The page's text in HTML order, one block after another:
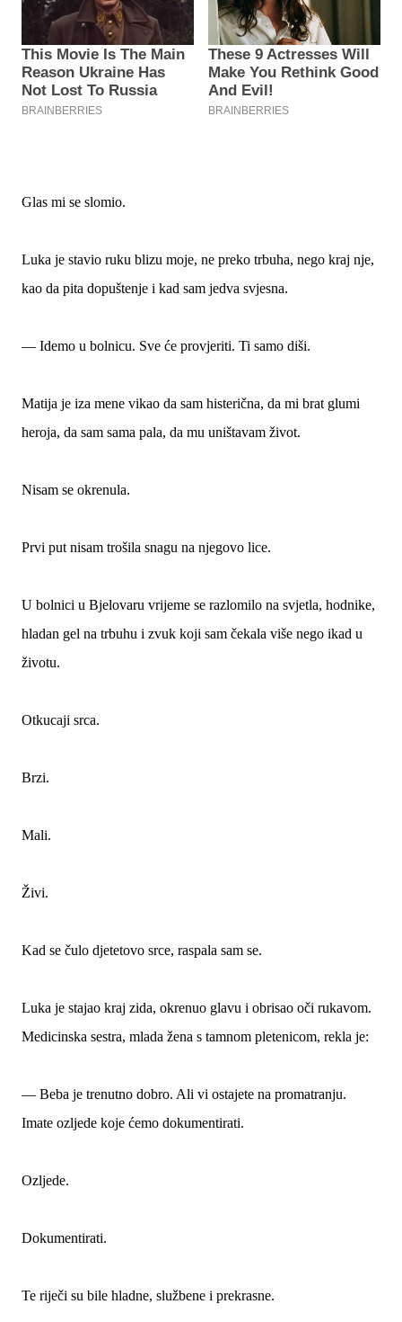
Glas mi se slomio.
Luka je stavio ruku blizu moje, ne preko trbuha, nego kraj nje,
kao da pita dopuštenje i kad sam jedva svjesna.
— Idemo u bolnicu. Sve će provjeriti. Ti samo diši.
Matija je iza mene vikao da sam histerična, da mi brat glumi
heroja, da sam sama pala, da mu uništavam život.
Nisam se okrenula.
Prvi put nisam trošila snagu na njegovo lice.
U bolnici u Bjelovaru vrijeme se razlomilo na svjetla, hodnike,
hladan gel na trbuhu i zvuk koji sam čekala više nego ikad u
životu.
Otkucaji srca.
Brzi.
Mali.
Živi.
Kad se čulo djetetovo srce, raspala sam se.
Luka je stajao kraj zida, okrenuo glavu i obrisao oči rukavom.
Medicinska sestra, mlada žena s tamnom pletenicom, rekla je:
— Beba je trenutno dobro. Ali vi ostajete na promatranju.
Imate ozljede koje ćemo dokumentirati.
Ozljede.
Dokumentirati.
Te riječi su bile hladne, službene i prekrasne.